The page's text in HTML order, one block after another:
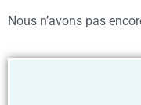
Nous n’avons pas